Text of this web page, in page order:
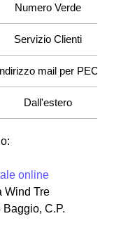
Numero Verde
Servizio Clienti
mail per PEC
Dall'estero
online
Wind Tre
C.P.